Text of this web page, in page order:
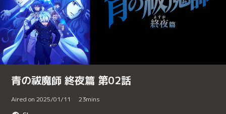
青の祓魔師 終夜篇 第02話
Aired on 2025/01/11 23mins